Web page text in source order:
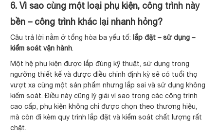
6. Vì sao cùng một loại phụ kiện, công trình này
bền – công trình khác lại nhanh hỏng?
Câu trả lời nằm ở tổng hòa ba yếu tố: lắp đặt – sử dụng –
kiểm soát vận hành.
Một hệ phụ kiện được lắp đúng kỹ thuật, sử dụng trong
ngưỡng thiết kế và được điều chỉnh định kỳ sẽ có tuổi thọ
vượt xa cùng một sản phẩm nhưng lắp sai và sử dụng không
kiểm soát. Điều này cũng lý giải vì sao trong các công trình
cao cấp, phụ kiện không chỉ được chọn theo thương hiệu,
mà còn đi kèm quy trình lắp đặt và kiểm soát chất lượng rất
chặt.